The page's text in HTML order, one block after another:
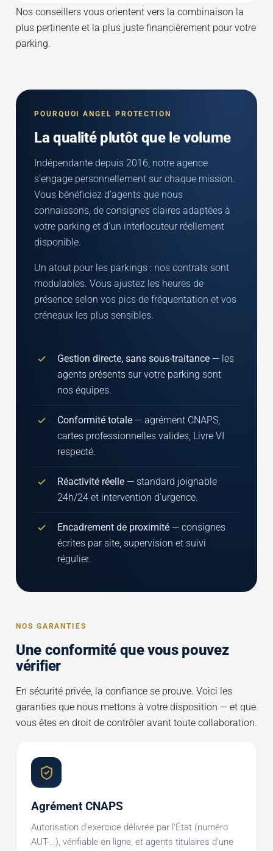
Nos conseillers vous orientent vers la combinaison la
plus pertinente et la plus juste financièrement pour votre
parking.
POURQUOI ANGEL PROTECTION
La qualité plutôt que le volume
Indépendante depuis 2016, notre agence
s'engage personnellement sur chaque mission.
Vous bénéficiez d'agents que nous
connaissons, de consignes claires adaptées à
votre parking et d'un interlocuteur réellement
disponible.
Un atout pour les parkings : nos contrats sont
modulables. Vous ajustez les heures de
présence selon vos pics de fréquentation et vos
créneaux les plus sensibles.
Gestion directe, sans sous-traitance — les
agents présents sur votre parking sont
nos équipes.
Conformité totale — agrément CNAPS,
cartes professionnelles valides, Livre VI
respecté.
Réactivité réelle — standard joignable
24h/24 et intervention d'urgence.
Encadrement de proximité — consignes
écrites par site, supervision et suivi
régulier.
NOS GARANTIES
Une conformité que vous pouvez
vérifier
En sécurité privée, la confiance se prouve. Voici les
garanties que nous mettons à votre disposition — et que
vous êtes en droit de contrôler avant toute collaboration.
Agrément CNAPS
Autorisation d'exercice délivrée par l'État (numéro
AUT-…), vérifiable en ligne, et agents titulaires d'une